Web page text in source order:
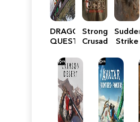
DRAGON
QUEST
Reimagined
Stronghold
Crusader:
Edition
Sudden
Strike